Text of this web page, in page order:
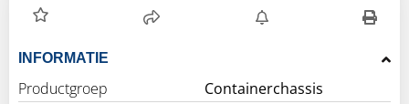
INFORMATIE
Productgroep
Containerchassis